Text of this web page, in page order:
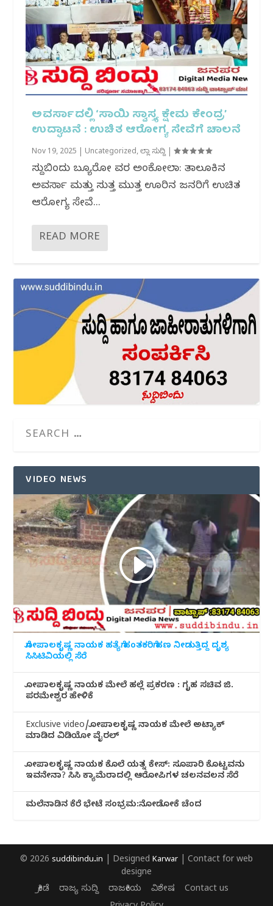
ಅವರ್ಸಾದಲ್ಲಿ ‘ಸಾಯಿ ಸ್ವಾಸ್ತ್ಯ ಕ್ಷೇಮ ಕೇಂದ್ರ’
ಉದ್ಘಾಟನೆ : ಉಚಿತ ಆರೋಗ್ಯ ಸೇವೆಗೆ ಚಾಲನೆ
Nov 19, 2025 Uncategorized,ಜಿಲ್ಲಾ ಸುದ್ದಿ |
ಸುದ್ದಿಬಿಂದು ಬ್ಯೂರೋ ವರದಿ ಅಂಕೋಲಾ: ತಾಲೂಕಿನ
ಅವರ್ಸಾ ಮತ್ತು ಸುತ್ತ ಮುತ್ತ ಊರಿನ ಜನರಿಗೆ ಉಚಿತ
ಆರೋಗ್ಯ ಸೇವೆ...
READ MORE
VIDEO NEWS
ಗೋಪಾಲಕೃಷ್ಣ ನಾಯಕ ಹತ್ಯೆಗೆ ಹಂತಕರಿಗೆ ಹಣ ನೀಡುತ್ತಿದ್ದ ದೃಶ್ಯ
ಸಿಸಿಟಿವಿಯಲ್ಲಿ ಸೆರೆ
ಗೋಪಾಲಕೃಷ್ಣ ನಾಯಕ ಮೇಲೆ ಹಲ್ಲೆ ಪ್ರಕರಣ : ಗೃಹ ಸಚಿವ ಜಿ.
ಪರಮೇಶ್ವರ ಹೇಳಿಕೆ
Exclusive video/ಗೋಪಾಲಕೃಷ್ಣ ನಾಯಕ ಮೇಲೆ ಅಟ್ಯಾಕ್
ಮಾಡಿದ ವಿಡಿಯೋ ವೈರಲ್
ಗೋಪಾಲಕೃಷ್ಣ ನಾಯಕ ಕೊಲೆ ಯತ್ನ ಕೇಸ್: ಸೂಪಾರಿ ಕೊಟ್ಟವನು
ಇವನೇನಾ? ಸಿಸಿ ಕ್ಯಾಮೆರಾದಲ್ಲಿ ಆರೋಪಿಗಳ ಚಲನವಲನ ಸೆರೆ
ಮಲೆನಾಡಿ‌ನ ಕೆರೆ ಭೇಟೆ ಸಂಭ್ರಮ:ನೋಡೋಕೆ ಚೆಂದ
© 2026 suddibindu.in | Designed Karwar | Contact for web
designe
ಕ್ರೀಡೆ
ರಾಜ್ಯ ಸುದ್ದಿ ರಾಜಕೀಯ ವಿಶೇಷ
Contact us